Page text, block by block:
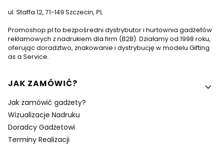
ul. Staffa 12, 71-149 Szczecin, PL
Promoshop.pl to bezpośredni dystrybutor i hurtownia gadżetów
reklamowych z nadrukiem dla firm (B2B). Działamy od 1998 roku,
oferując doradztwo, znakowanie i dystrybucję w modelu Gifting
as a Service.
Linki w stopce
JAK ZAMÓWIĆ?
Jak zamówić gadżety?
Wizualizacje Nadruku
Doradcy Gadżetowi
Terminy Realizacji